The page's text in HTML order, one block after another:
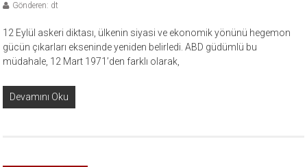
Gönderen: dt
12 Eylül askeri diktası, ülkenin siyasi ve ekonomik yönünü hegemon
gücün çıkarları ekseninde yeniden belirledi. ABD güdümlü bu
müdahale, 12 Mart 1971’den farklı olarak,
Devamını Oku